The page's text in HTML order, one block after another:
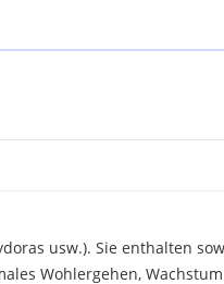
usw.). Sie enthalten
Wohlergehen,